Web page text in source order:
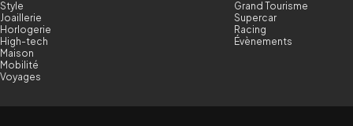
Style
Joaillerie
Horlogerie
High-tech
Maison
Mobilité
Voyages
Grand Tourisme
Supercar
Racing
Évènements